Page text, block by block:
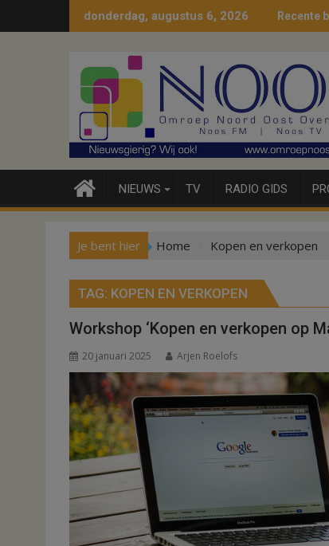
naar
donderdag, augustus 6, 2026 Recente
NIEUWS TV RADIO GIDS
Je bent hier Home Kopen en verkopen
TAG: KOPEN EN VERKOPEN
Workshop ‘Kopen en verkopen op
20 januari 2025 Arjen Roelofs